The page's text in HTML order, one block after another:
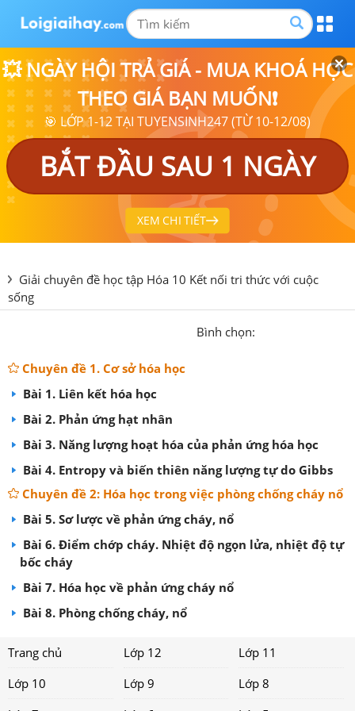
💥 NGÀY HỘI TRẢ GIÁ - MUA KHOÁ HỌC
THEO GIÁ BẠN MUỐN❗
🎯 LỚP 1-12 TẠI TUYENSINH247 (TỪ 10-12/08)
BẮT ĐẦU SAU 1 NGÀY
XEM CHI TIẾT
Giải chuyên đề học tập Hóa 10 Kết nối tri thức với cuộc
sống
Bình chọn:
Chuyên đề 1. Cơ sở hóa học
Bài 1. Liên kết hóa học
Bài 2. Phản ứng hạt nhân
Bài 3. Năng lượng hoạt hóa của phản ứng hóa học
Bài 4. Entropy và biến thiên năng lượng tự do Gibbs
Chuyên đề 2: Hóa học trong việc phòng chống cháy nổ
Bài 5. Sơ lược về phản ứng cháy, nổ
Bài 6. Điểm chớp cháy. Nhiệt độ ngọn lửa, nhiệt độ tự
bốc cháy
Bài 7. Hóa học về phản ứng cháy nổ
Bài 8. Phòng chống cháy, nổ
Trang chủ Lớp 12
Lớp 11
Lớp 10
Lớp 9
Lớp 8